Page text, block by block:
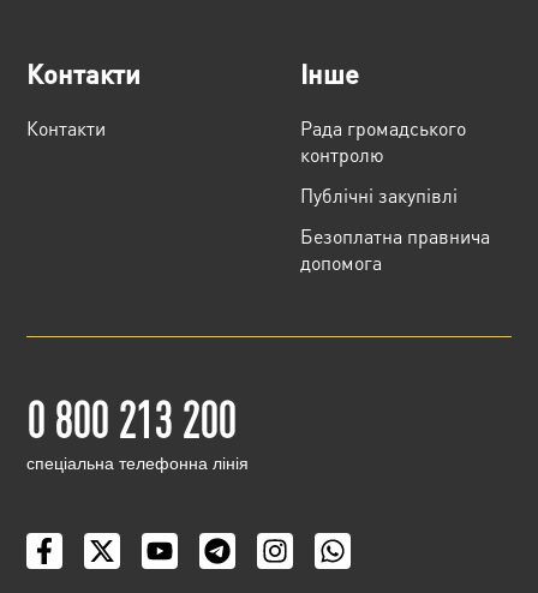
Контакти
Контакти
Інше
Рада громадського
контролю
Публічні закупівлі
Безоплатна правнича
допомога
0 800 213 200
cпеціальна телефонна лінія